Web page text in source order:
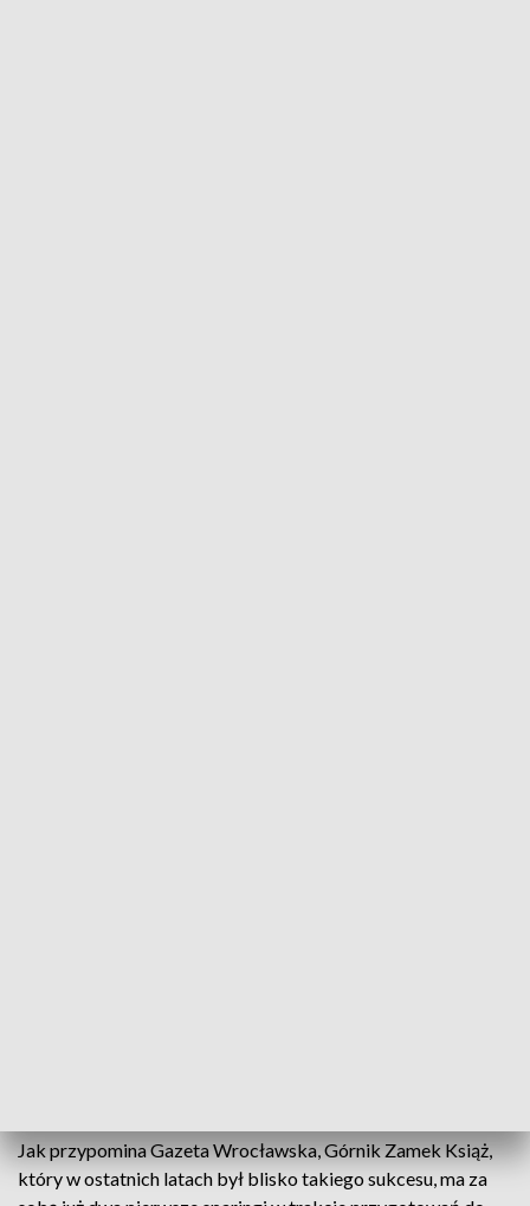
Jak przypomina Gazeta Wrocławska, Górnik Zamek Książ,
który w ostatnich latach był blisko takiego sukcesu, ma za